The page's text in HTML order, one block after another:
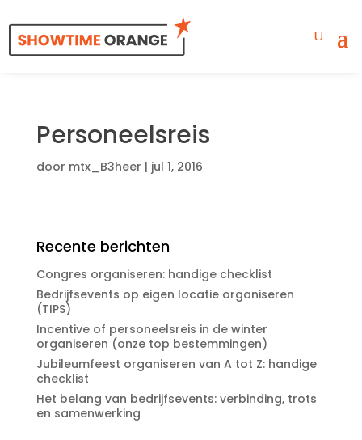
Personeelsreis
door mtx_B3heer | jul 1, 2016
Recente berichten
Congres organiseren: handige checklist
Bedrijfsevents op eigen locatie organiseren
(TIPS)
Incentive of personeelsreis in de winter
organiseren (onze top bestemmingen)
Jubileumfeest organiseren van A tot Z: handige
checklist
Het belang van bedrijfsevents: verbinding, trots
en samenwerking